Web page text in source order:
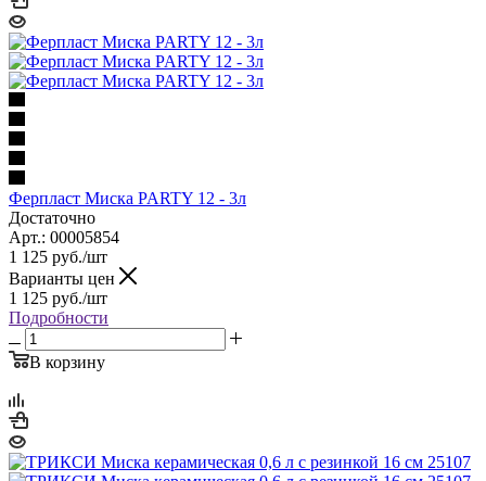
Ферпласт Миска PARTY 12 - 3л
Достаточно
Арт.: 00005854
1 125 руб./шт
Варианты цен
1 125 руб./шт
Подробности
В корзину